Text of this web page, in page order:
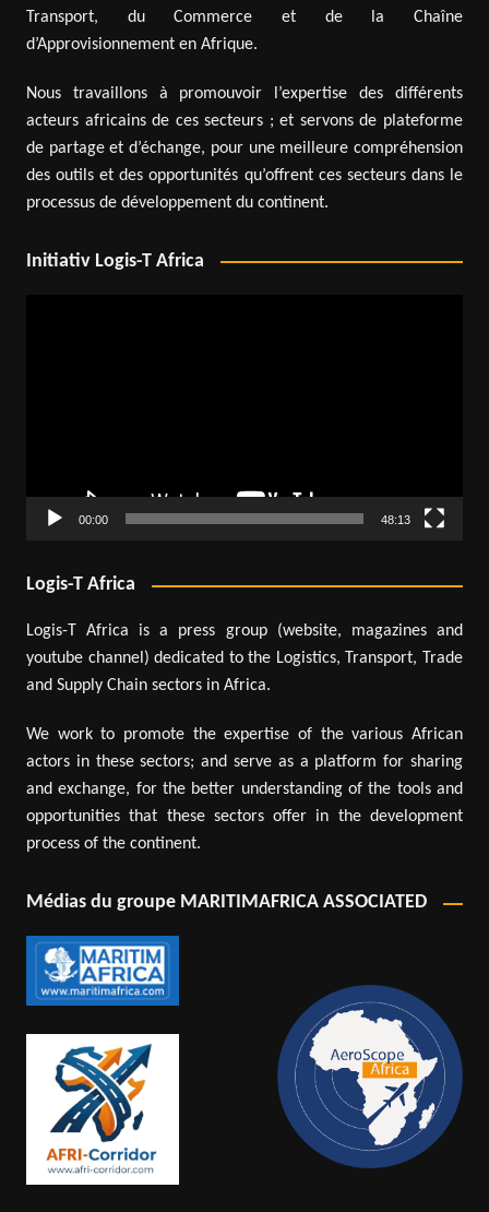
Transport, du Commerce et de la Chaîne
d’Approvisionnement en Afrique.
Nous travaillons à promouvoir l’expertise des différents
acteurs africains de ces secteurs ; et servons de plateforme
de partage et d’échange, pour une meilleure compréhension
des outils et des opportunités qu’offrent ces secteurs dans le
processus de développement du continent.
Initiativ Logis-T Africa
00:00 48:13
Logis-T Africa
Logis-T Africa is a press group (website, magazines and
youtube channel) dedicated to the Logistics, Transport, Trade
and Supply Chain sectors in Africa.
We work to promote the expertise of the various African
actors in these sectors; and serve as a platform for sharing
and exchange, for the better understanding of the tools and
opportunities that these sectors offer in the development
process of the continent.
Médias du groupe MARITIMAFRICA ASSOCIATED